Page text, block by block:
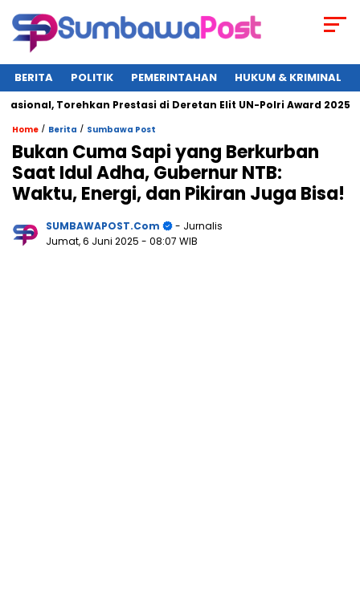
BERITA POLITIK PEMERINTAHAN HUKUM & KRIMINAL
Torehkan Prestasi di Deretan Elit UN-Polri Award 2025
Home / Berita / Sumbawa Post
Bukan Cuma Sapi yang Berkurban
Saat Idul Adha, Gubernur NTB:
Waktu, Energi, dan Pikiran Juga Bisa!
SUMBAWAPOST.com
- Jurnalis
Jumat, 6 Juni 2025 - 08:07 WIB